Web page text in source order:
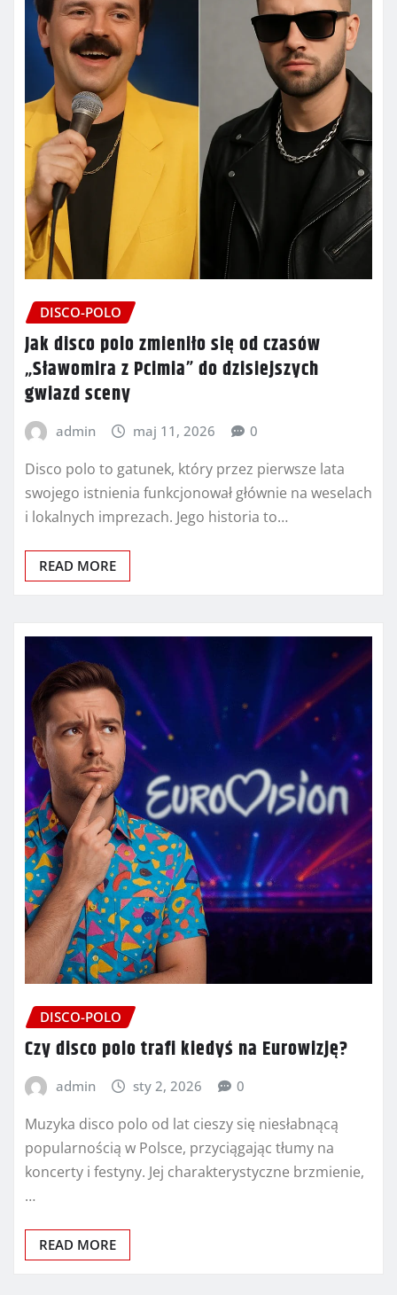
DISCO-POLO
Jak disco polo zmieniło się od czasów
„Sławomira z Pcimia” do dzisiejszych
gwiazd sceny
admin maj 11, 2026 0
Disco polo to gatunek, który przez pierwsze lata
swojego istnienia funkcjonował głównie na weselach
i lokalnych imprezach. Jego historia to…
READ MORE
DISCO-POLO
Czy disco polo trafi kiedyś na Eurowizję?
admin sty 2, 2026 0
Muzyka disco polo od lat cieszy się niesłabnącą
popularnością w Polsce, przyciągając tłumy na
koncerty i festyny. Jej charakterystyczne brzmienie,
…
READ MORE